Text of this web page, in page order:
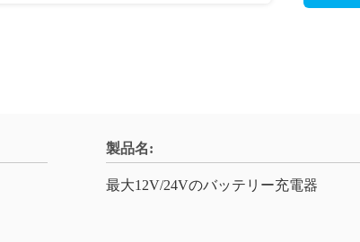
製品名:
最大12V/24Vのバッテリー充電器